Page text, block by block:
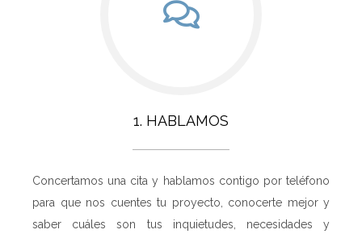
1. HABLAMOS
Concertamos una cita y hablamos contigo por teléfono
para que nos cuentes tu proyecto, conocerte mejor y
saber cuáles son tus inquietudes, necesidades y